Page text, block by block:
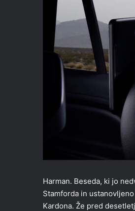
Harman. Beseda, ki jo
Stamforda in
Kardona. Že pred